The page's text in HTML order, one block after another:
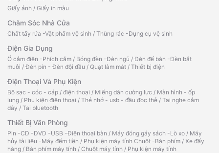
Giấy ảnh / Giấy in màu
Chăm Sóc Nhà Cửa
Chất tẩy rửa -Vật phẩm vệ sinh / Thùng rác -Dụng cụ vệ sinh
Điện Gia Dụng
Ổ cắm điện -Phích cắm / Bóng đèn -Đèn ngủ /Đèn để bàn -Đèn bắt
muỗi /Đèn pin - Đèn đội đầu / Quạt làm mát / Thiết bị điện
Điện Thoại Và Phụ Kiện
Bộ sạc - cóc - cáp / điện thoại / Miếng dán cường lực / Màn hình - ốp
lưng / Phụ kiện điện thoại / Thẻ nhớ - usb - đầu đọc thẻ / Tai nghe cắm
dây / Tai bluetooth
Thiết Bị Văn Phòng
Pin -CD -DVD -USB -Điện thoại bàn / Máy đóng gáy sách -Lò xo / Máy
hủy tài liệu -Máy đếm tiền / Phụ kiện máy tính Chuột -Bàn phím / Xe đẩy
hàng / Bàn phím máy tính / Chuột máy tính / Phụ kiện máy tính